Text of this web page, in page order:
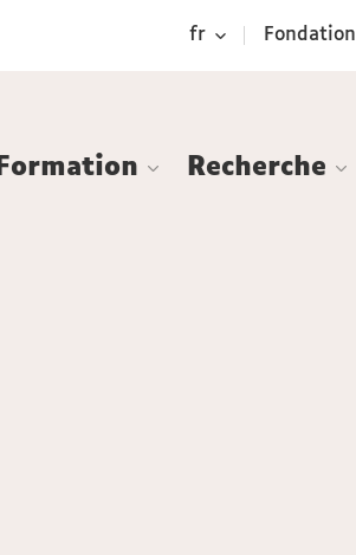
fr Fondation
Formation Recherche